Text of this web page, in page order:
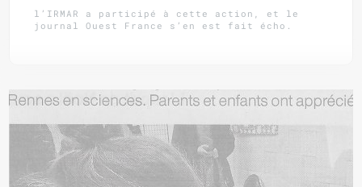
l’IRMAR a participé à cette action, et le
journal Ouest France s’en est fait écho.